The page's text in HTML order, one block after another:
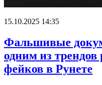
15.10.2025 14:35
Фальшивые
одним из трендов
фейков в Рунете